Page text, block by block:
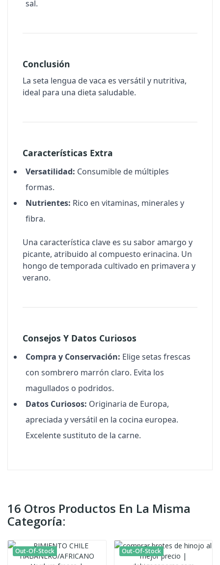
sal.
Conclusión
La seta lengua de vaca es versátil y nutritiva,
ideal para una dieta saludable.
Características Extra
Versatilidad: Consumible de múltiples
formas.
Nutrientes: Rico en vitaminas, minerales y
fibra.
Una característica clave es su sabor amargo y
picante, atribuido al compuesto erinacina. Un
hongo de temporada cultivado en primavera y
verano.
Consejos Y Datos Curiosos
Compra y Conservación: Elige setas frescas
con sombrero marrón claro. Evita los
magullados o podridos.
Datos Curiosos: Originaria de Europa,
apreciada y versátil en la cocina europea.
Excelente sustituto de la carne.
16 Otros Productos En La Misma
Categoría:
Out-Of-Stock Out-Of-Stock